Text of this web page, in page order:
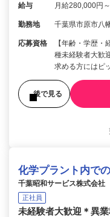
給与 月給280,000円
勤務地 千葉県市原市八
応募資格
【年齢・学歴
種未経験者大歓
求める方にはピ
後で見る
化学プラント内で
千葉昭和サービス株式会社
正社員
未経験者大歓迎＊異